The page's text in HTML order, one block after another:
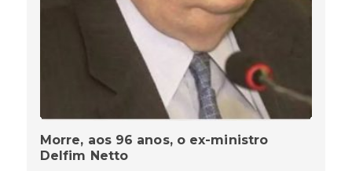
Morre, aos 96 anos, o ex-ministro
Delfim Netto